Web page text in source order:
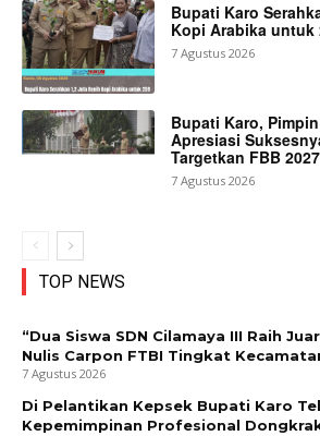
Bupati Karo
Kopi Arabika untuk
7 Agustus 2026
Bupati Karo,
Apresiasi
Targetkan FBB
7 Agustus 2026
TOP NEWS
“Dua Siswa SDN Cilamaya III Raih
Nulis Carpon FTBI Tingkat
7 Agustus 2026
Di Pelantikan Kepsek Bupati Karo
Kepemimpinan Profesional